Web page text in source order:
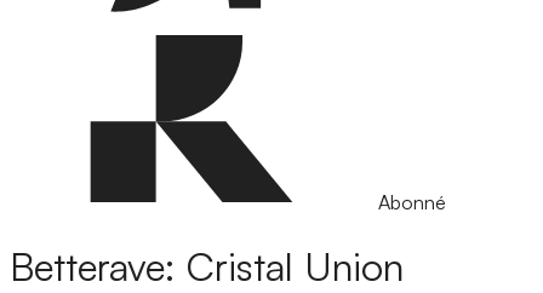
Abonné
Betterave: Cristal Union